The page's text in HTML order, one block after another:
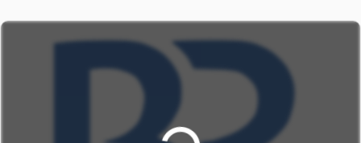
in Bayern ungewiss. Viele fragen sich: Wie drastisch
werden uns die Folgen von Trumps Iran-Krieg treffen? Die
Internationale Energieagentur schlägt vor, Tempolimits
einzuführen, Autofahrten und Flugreisen einzuschränken
und im Homeoffice zu arbeiten, um Öl und Gas zu sparen.